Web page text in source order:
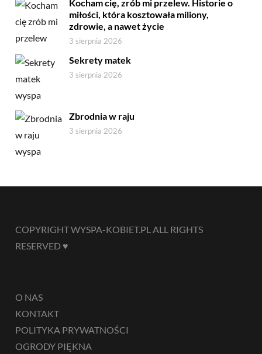
Kocham cię, zrób mi przelew. Historie o
miłości, która kosztowała miliony,
zdrowie, a nawet życie
3 sierpnia 2026
Sekrety matek
3 sierpnia 2026
Zbrodnia w raju
3 sierpnia 2026
COPYRIGHT WYSPA-KOBIET.PL ALL RIGHTS
RESERVED ♥
O NAS
KONTAKT
POLITYKA PRYWATNOŚCI
OGRODY PIĘKNA